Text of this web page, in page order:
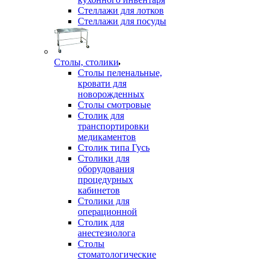
Стеллажи для лотков
Стеллажи для посуды
Столы, столики
Столы пеленальные,
кровати для
новорожденных
Столы смотровые
Столик для
транспортировки
медикаментов
Столик типа Гусь
Столики для
оборудования
процедурных
кабинетов
Столики для
операционной
Столик для
анестезиолога
Столы
стоматологические